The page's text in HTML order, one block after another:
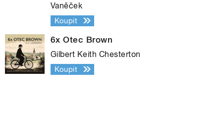
Vaněček
Koupit
6x Otec Brown
Gilbert Keith Chesterton
Koupit